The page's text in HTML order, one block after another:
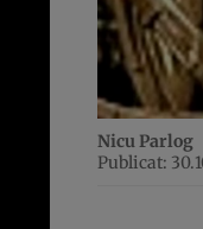
Nicu Parlog
Publicat: